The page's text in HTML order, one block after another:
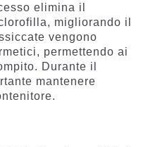
elimina il
migliorando il
vengono
permettendo ai
Durante il
mantenere